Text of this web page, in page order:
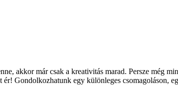
akkor már csak a kreativitás marad. Persze még
Gondolkozhatunk egy különleges csomagoláson,